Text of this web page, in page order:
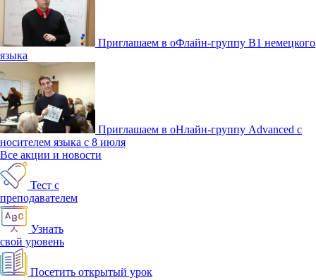
Приглашаем в оФлайн-группу В1 немецкого
языка
Приглашаем в оНлайн-группу Advanced с
носителем языка с 8 июля
Все акции и новости
Тест с
преподавателем
Узнать
свой уровень
Посетить открытый урок